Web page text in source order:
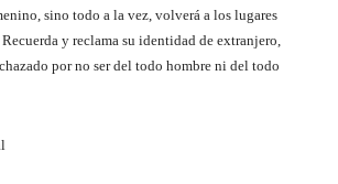
sino todo a la vez, volverá a los lugares
y reclama su identidad de extranjero,
por no ser del todo hombre ni del todo